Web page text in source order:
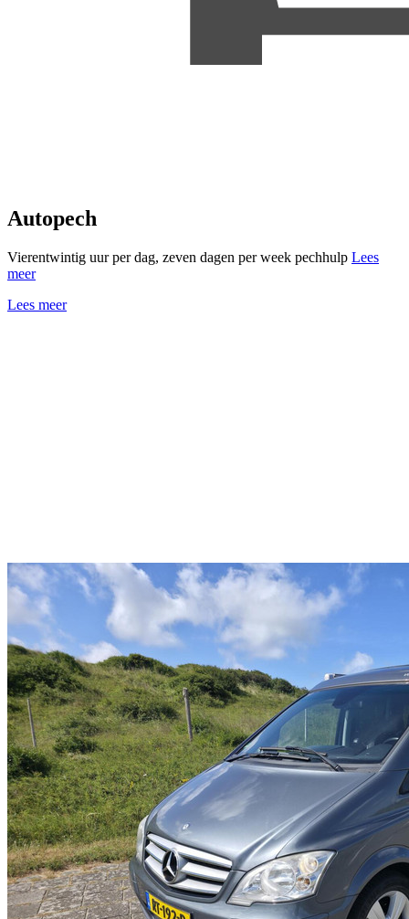
Autopech
Vierentwintig uur per dag, zeven dagen per week pechhulp Lees
meer
Lees meer